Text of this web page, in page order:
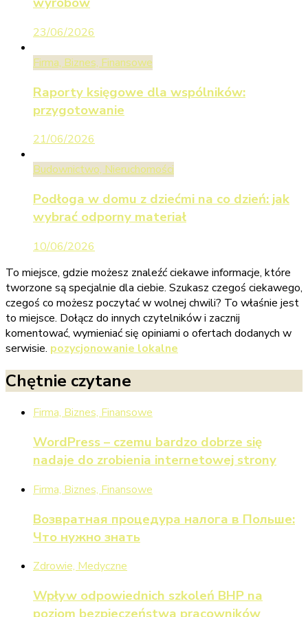
23/06/2026
Firma, Biznes, Finansowe
Raporty księgowe dla wspólników:
przygotowanie
21/06/2026
Budownictwo, Nieruchomości
Podłoga w domu z dziećmi na co dzień: jak
wybrać odporny materiał
10/06/2026
To miejsce, gdzie możesz znaleźć ciekawe informacje, które
tworzone są specjalnie dla ciebie. Szukasz czegoś ciekawego,
czegoś co możesz poczytać w wolnej chwili? To właśnie jest
to miejsce. Dołącz do innych czytelników i zacznij
komentować, wymieniać się opiniami o ofertach dodanych w
serwisie. pozycjonowanie lokalne
Chętnie czytane
Firma, Biznes, Finansowe
WordPress – czemu bardzo dobrze się
nadaje do zrobienia internetowej strony
Firma, Biznes, Finansowe
Возвратная процедура налога в Польше:
Что нужно знать
Zdrowie, Medyczne
Wpływ odpowiednich szkoleń BHP na